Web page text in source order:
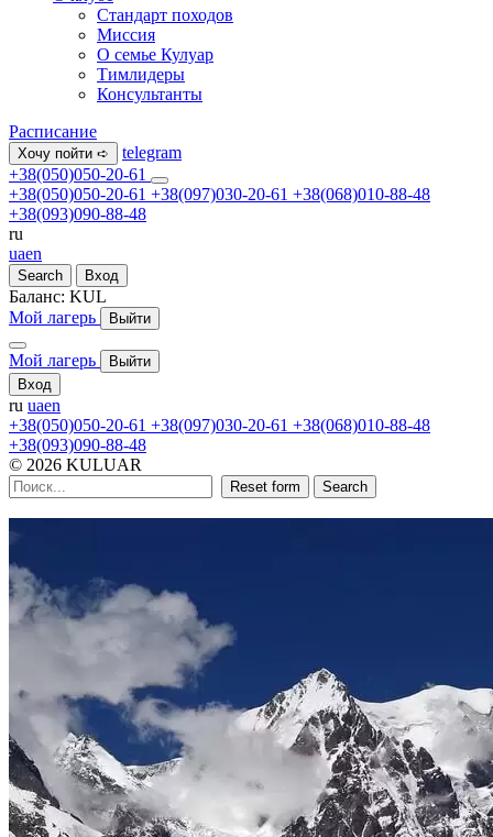
Стандарт походов
Миссия
О семье Кулуар
Тимлидеры
Консультанты
Расписание
Хочу пойти ➪
telegram
+38(050)050-20-61
+38(050)050-20-61 +38(097)030-20-61 +38(068)010-88-48
+38(093)090-88-48
ru
uaen
Search Вход
Баланс: KUL
Мой лагерь
Выйти
Мой лагерь
Выйти
Вход
ru uaen
+38(050)050-20-61 +38(097)030-20-61 +38(068)010-88-48
+38(093)090-88-48
© 2026 KULUAR
Reset form Search